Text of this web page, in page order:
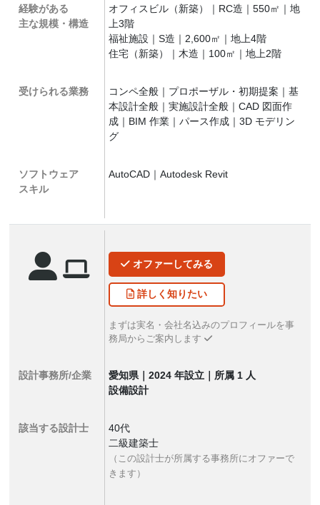
経験がある
主な規模・構造
オフィスビル（新築）｜RC造｜550㎡｜地
上3階
福祉施設｜S造｜2,600㎡｜地上4階
住宅（新築）｜木造｜100㎡｜地上2階
受けられる業務
コンペ全般｜プロポーザル・初期提案｜基
本設計全般｜実施設計全般｜CAD 図面作
成｜BIM 作業｜パース作成｜3D モデリン
グ
ソフトウェア
スキル
AutoCAD｜Autodesk Revit
オファーしてみる
詳しく知りたい
まずは実名・会社名込みのプロフィールを事
務局からご案内します
設計事務所/企業
愛知県｜2024 年設立｜所属 1 人
設備設計
該当する設計士
40代
二級建築士
（この設計士が所属する事務所にオファーで
きます）